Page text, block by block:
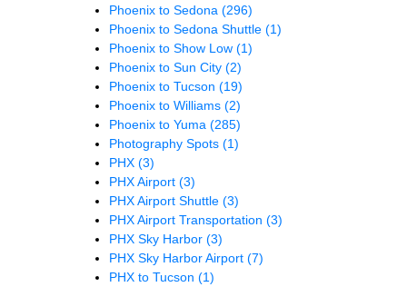
Phoenix to Sedona (296)
Phoenix to Sedona Shuttle (1)
Phoenix to Show Low (1)
Phoenix to Sun City (2)
Phoenix to Tucson (19)
Phoenix to Williams (2)
Phoenix to Yuma (285)
Photography Spots (1)
PHX (3)
PHX Airport (3)
PHX Airport Shuttle (3)
PHX Airport Transportation (3)
PHX Sky Harbor (3)
PHX Sky Harbor Airport (7)
PHX to Tucson (1)